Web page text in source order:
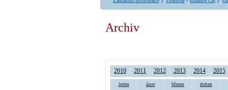
Archiv
2010 2011 2012 2013 2014 2015
leden únor březen duben